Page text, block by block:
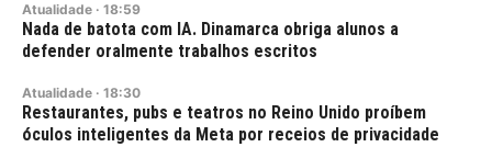
Atualidade · 18:59
Nada de batota com IA. Dinamarca obriga alunos a
defender oralmente trabalhos escritos
Atualidade · 18:30
Restaurantes, pubs e teatros no Reino Unido proíbem
óculos inteligentes da Meta por receios de privacidade